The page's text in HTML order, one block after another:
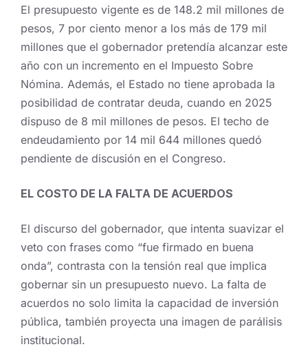
El presupuesto vigente es de 148.2 mil millones de
pesos, 7 por ciento menor a los más de 179 mil
millones que el gobernador pretendía alcanzar este
año con un incremento en el Impuesto Sobre
Nómina. Además, el Estado no tiene aprobada la
posibilidad de contratar deuda, cuando en 2025
dispuso de 8 mil millones de pesos. El techo de
endeudamiento por 14 mil 644 millones quedó
pendiente de discusión en el Congreso.
EL COSTO DE LA FALTA DE ACUERDOS
El discurso del gobernador, que intenta suavizar el
veto con frases como “fue firmado en buena
onda”, contrasta con la tensión real que implica
gobernar sin un presupuesto nuevo. La falta de
acuerdos no solo limita la capacidad de inversión
pública, también proyecta una imagen de parálisis
institucional.